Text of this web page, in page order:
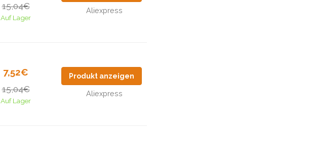
15,04€
Auf Lager
Aliexpress
7,52€
15,04€
Auf Lager
Produkt anzeigen
Aliexpress